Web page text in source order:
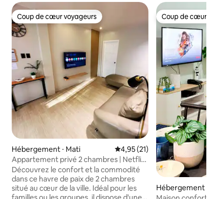
Coup de cœur voyageurs
Coup de cœur voyageurs
Hébergement ⋅ Mati Évaluation moyenne sur la
4,95 (21)
Appartement privé 2 chambres | Netflix,
WiFi et confort
Découvrez le confort et la commodité
dans ce havre de paix de 2 chambres
situé au cœur de la ville. Idéal pour les
Coup de cœur
Coup de cœur
Hébergement ⋅